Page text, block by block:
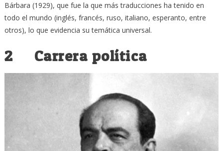
Bárbara (1929), que fue la que más traducciones ha tenido en
todo el mundo (inglés, francés, ruso, italiano, esperanto, entre
otros), lo que evidencia su temática universal.
2 Carrera política